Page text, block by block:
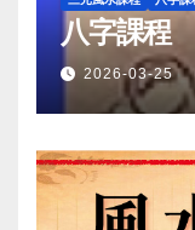
八字課程
2026-03-25